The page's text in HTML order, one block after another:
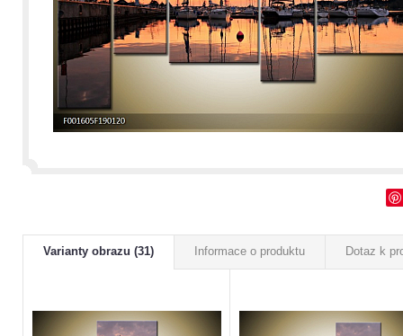
Varianty obrazu (31) Informace o produktu Dotaz k